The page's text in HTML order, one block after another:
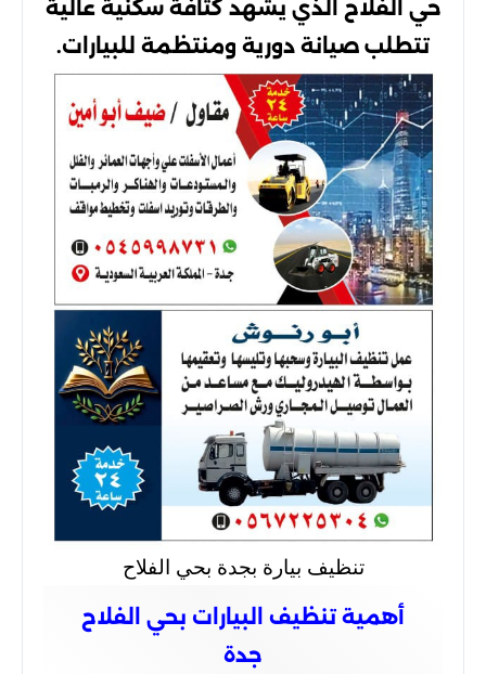
حي الفلاح الذي يشهد كثافة سكنية عالية
تتطلب صيانة دورية ومنتظمة للبيارات.
تنظيف بيارة بجدة بحي الفلاح
أهمية تنظيف البيارات بحي الفلاح
جدة